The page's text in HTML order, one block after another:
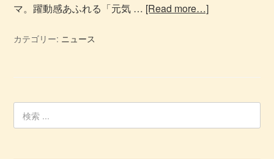
マ。躍動感あふれる「元気 … [Read more…]
カテゴリー: ニュース